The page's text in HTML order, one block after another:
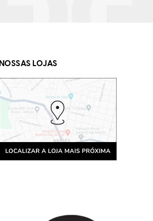
NOSSAS LOJAS